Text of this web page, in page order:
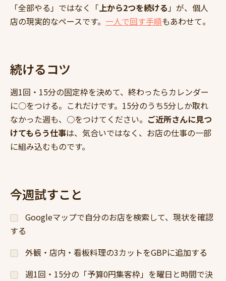
「全部やる」ではなく「上から2つを続ける」が、個人
店の現実的なペースです。 一人で回す手順もあわせて。
続けるコツ
週1回・15分の固定枠を決めて、終わったらカレンダー
に○をつける。これだけです。15分のうち5分しか取れ
なかった週も、○をつけてください。 ご近所さんに見つ
けてもらう仕事は、気合いではなく、お店の仕事の一部
に組み込むものです。
今週試すこと
Googleマップで自分のお店を検索して、現状を確認
する
外観・店内・看板料理の3カットをGBPに追加する
週1回・15分の「予算0円集客枠」を曜日と時間で決